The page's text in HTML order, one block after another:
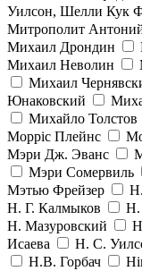
Уилсон, Шелли Кук
Митрополит
Михаил Дрондин
Михаил Неволин
Михаил
Юнаковский
Михайло Толстов
Морріс Плейнс
Мэри Дж. Эванс
Мэри Сомервиль
Мэтью Фрейзер
Н. Г. Калмыков
Н.
Н. Мазуровский
Исаева
Н. С.
Н.В. Горбач